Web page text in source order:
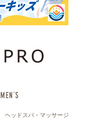
MEN'S
ヘッドスパ・マッサージ